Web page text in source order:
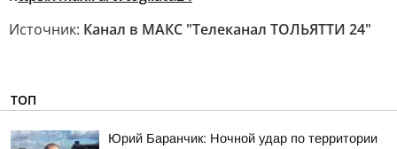
Источник: Канал в МАКС "Телеканал ТОЛЬЯТТИ 24"
ТОП
Юрий Баранчик: Ночной удар по территории